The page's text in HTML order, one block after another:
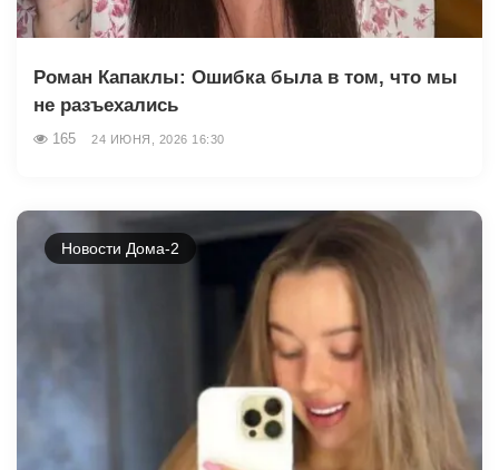
Роман Капаклы: Ошибка была в том, что мы
не разъехались
165 24 ИЮНЯ, 2026 16:30
Новости Дома-2